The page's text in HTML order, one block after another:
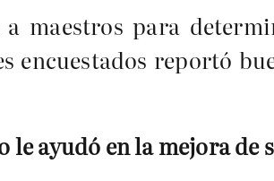
a maestros para
reportó
le ayudó en la mejora de